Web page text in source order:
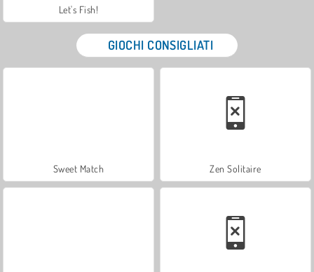
Let's Fish!
GIOCHI CONSIGLIATI
Sweet Match Zen Solitaire